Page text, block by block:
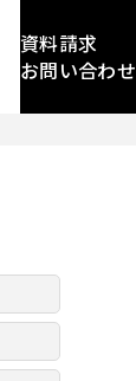
資料請求
お問い合わせ